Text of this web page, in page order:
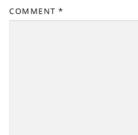
COMMENT *